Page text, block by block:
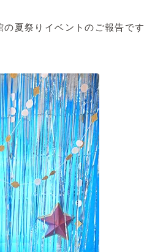
夏祭りイベントのご報告です